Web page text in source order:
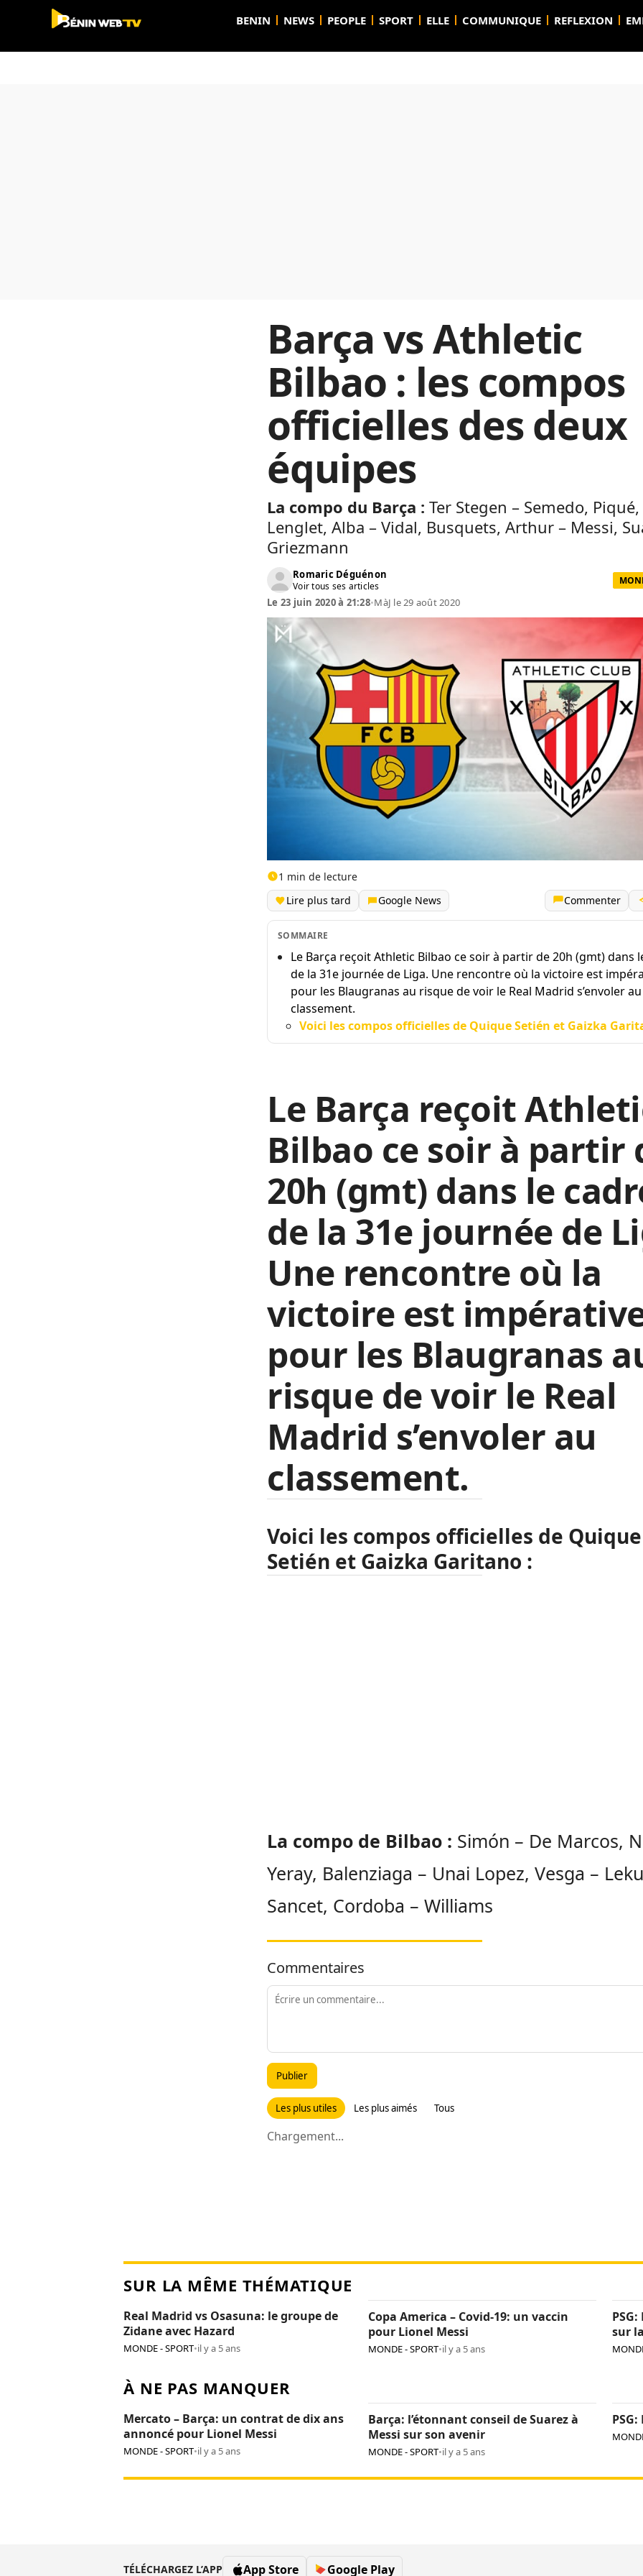
BENIN NEWS PEOPLE SPORT ELLE COMMUNIQUE REFLEXION
Barça vs Athletic
Bilbao : les compos
officielles des deux
équipes
La compo du Barça : Ter Stegen – Semedo, Piqué,
Lenglet, Alba – Vidal, Busquets, Arthur – Messi,
Griezmann
Romaric Déguénon
Voir tous ses articles
Le 23 juin 2020 à 21:28•MàJ le 29 août 2020
1 min de lecture
Lire plus tard
Google News Commenter
SOMMAIRE
Le Barça reçoit Athletic Bilbao ce soir à partir de 20h (gmt) dans
de la 31e journée de Liga. Une rencontre où la victoire est
pour les Blaugranas au risque de voir le Real Madrid s’envoler au
classement.
Voici les compos officielles de Quique Setién et Gaizka
Le Barça reçoit
Bilbao ce soir à partir
20h (gmt) dans le
de la 31e journée de
Une rencontre où la
victoire est
pour les Blaugranas
risque de voir le Real
Madrid s’envoler au
classement.
Voici les compos officielles de Quique
Setién et Gaizka Garitano :
La compo de Bilbao : Simón – De Marcos,
Yeray, Balenziaga – Unai Lopez, Vesga –
Sancet, Cordoba – Williams
Commentaires
Publier
Les plus utiles Les plus aimés Tous
Chargement...
SUR LA MÊME THÉMATIQUE
Real Madrid vs Osasuna: le groupe de
Zidane avec Hazard
MONDE - SPORT•il y a 5 ans
Copa America – Covid-19: un vaccin
pour Lionel Messi
MONDE - SPORT•il y a 5 ans
sur
À NE PAS MANQUER
Mercato – Barça: un contrat de dix ans
annoncé pour Lionel Messi
MONDE - SPORT•il y a 5 ans
Barça: l’étonnant conseil de Suarez à
Messi sur son avenir
MONDE - SPORT•il y a 5 ans
TÉLÉCHARGEZ L’APP App Store Google Play